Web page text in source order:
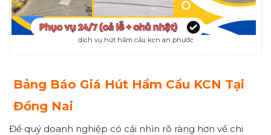
dịch vụ hút hầm cầu kcn an phước
Bảng Báo Giá Hút Hầm Cầu KCN Tại
Đồng Nai
Để quý doanh nghiệp có cái nhìn rõ ràng hơn về chi